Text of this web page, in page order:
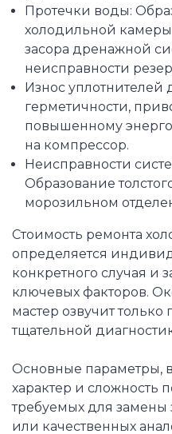
Протечки воды:
холодильной камеры
засора дренажной
неисправности
Износ уплотнителей
герметичности,
повышенному
на компрессор.
Неисправности
Образование
морозильном
Стоимость ремонта
определяется
конкретного случая и
ключевых факторов.
мастер озвучит
тщательной
Основные параметры,
характер и сложность
требуемых для замены
или качественных